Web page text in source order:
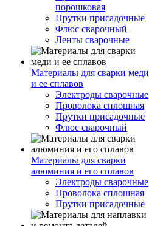
порошковая
Прутки присадочные
Флюс сварочный
Ленты сварочные
Материалы для сварки меди
и ее сплавов
Электроды сварочные
Проволока сплошная
Прутки присадочные
Флюс сварочный
Материалы для сварки
алюминия и его сплавов
Электроды сварочные
Проволока сплошная
Прутки присадочные